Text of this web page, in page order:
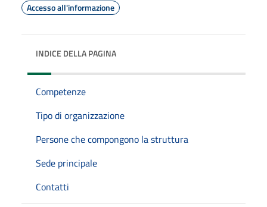
Accesso all'informazione
INDICE DELLA PAGINA
Competenze
Tipo di organizzazione
Persone che compongono la struttura
Sede principale
Contatti